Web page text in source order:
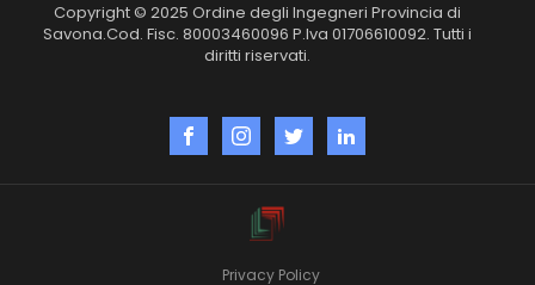
Copyright © 2025 Ordine degli Ingegneri Provincia di
Savona.Cod. Fisc. 80003460096 P.Iva 01706610092. Tutti i
diritti riservati.
Privacy Policy